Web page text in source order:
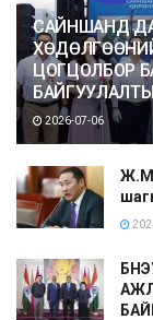
САЙНШАНД
ЦОГЦОЛБОР
2026-07-06